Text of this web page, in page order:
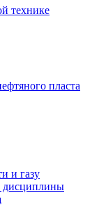
технике
пласта
и газу
дисциплины